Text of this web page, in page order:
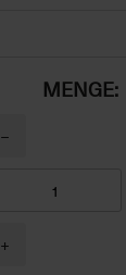
MENGE:
−
+